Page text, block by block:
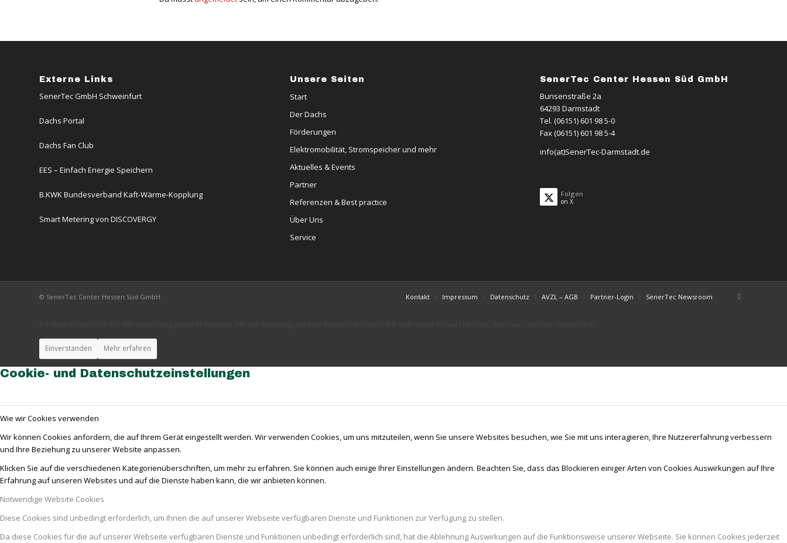
Externe Links
SenerTec GmbH Schweinfurt
Dachs Portal
Dachs Fan Club
EES – Einfach Energie Speichern
B.KWK Bundesverband Kaft-Wärme-Kopplung
Smart Metering von DISCOVERGY
Unsere Seiten
Start
Der Dachs
Förderungen
Elektromobilität, Stromspeicher und mehr
Aktuelles & Events
Partner
Referenzen & Best practice
Über Uns
Service
SenerTec Center Hessen Süd GmbH
Bunsenstraße 2a
64293 Darmstadt
Tel. (06151) 601 98 5-0
Fax (06151) 601 98 5-4
info(at)SenerTec-Darmstadt.de
Folgen
on X
© SenerTec Center Hessen Süd GmbH Kontakt Impressum Datenschutz AVZL – AGB Partner-Login SenerTec Newsroom
Einverstanden Mehr erfahren
Cookie- und Datenschutzeinstellungen
Wie wir Cookies verwenden
Wir können Cookies anfordern, die auf Ihrem Gerät eingestellt werden. Wir verwenden Cookies, um uns mitzuteilen, wenn Sie unsere Websites besuchen, wie Sie mit uns interagieren, Ihre Nutzererfahrung verbessern
und Ihre Beziehung zu unserer Website anpassen.
Klicken Sie auf die verschiedenen Kategorienüberschriften, um mehr zu erfahren. Sie können auch einige Ihrer Einstellungen ändern. Beachten Sie, dass das Blockieren einiger Arten von Cookies Auswirkungen auf Ihre
Erfahrung auf unseren Websites und auf die Dienste haben kann, die wir anbieten können.
Notwendige Website Cookies
Diese Cookies sind unbedingt erforderlich, um Ihnen die auf unserer Webseite verfügbaren Dienste und Funktionen zur Verfügung zu stellen.
Da diese Cookies für die auf unserer Webseite verfügbaren Dienste und Funktionen unbedingt erforderlich sind, hat die Ablehnung Auswirkungen auf die Funktionsweise unserer Webseite. Sie können Cookies jederzeit